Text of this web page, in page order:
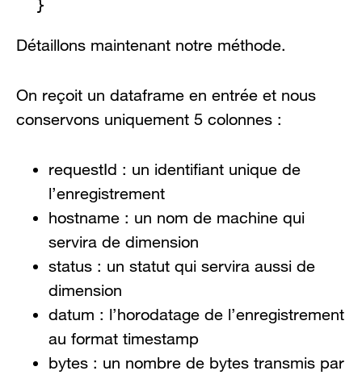
  }
Détaillons maintenant notre méthode.
On reçoit un dataframe en entrée et nous
conservons uniquement 5 colonnes :
requestId : un identifiant unique de
l’enregistrement
hostname : un nom de machine qui
servira de dimension
status : un statut qui servira aussi de
dimension
datum : l’horodatage de l’enregistrement
au format timestamp
bytes : un nombre de bytes transmis par